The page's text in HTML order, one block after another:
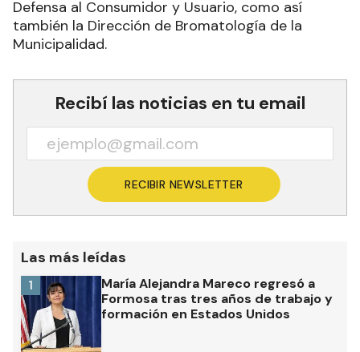
Defensa al Consumidor y Usuario, como así
también la Dirección de Bromatología de la
Municipalidad.
Recibí las noticias en tu email
RECIBIR NEWSLETTER
Las más leídas
María Alejandra Mareco regresó a
Formosa tras tres años de trabajo y
formación en Estados Unidos
1